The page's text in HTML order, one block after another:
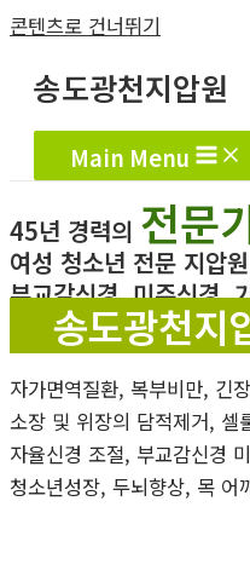
콘텐츠로 건너뛰기
송도광천지압원
Main Menu
45년 경력의 전문
여성 청소년 전문 지압
부교감신경, 미주신경,
송도광천지
자가면역질환, 복부비만, 긴
소장 및 위장의 담적제거, 셀
자율신경 조절, 부교감신경
청소년성장, 두뇌향상, 목 어